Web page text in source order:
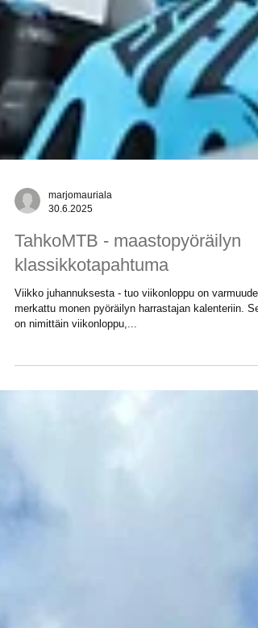
marjomauriala
30.6.2025
TahkoMTB - maastopyöräilyn
klassikkotapahtuma
Viikko juhannuksesta - tuo viikonloppu on
on nimittäin viikonloppu,...